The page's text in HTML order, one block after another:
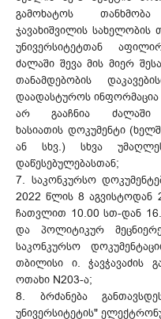
გამოხატოს
ჯავახიშვილის
უნივერსიტეტთან
ძალაში შევა მის მიერ
თანამდებობის
დაადასტუროს
არ გააჩნია ძალაში
ხასიათის დოკუმენტი
ან სხვ.) სხვა
დაწესებულებასთან;
7. საკონკურსო
2022 წლის 8 აგვისტოდან
ჩათვლით 10.00 სთ-დან
და პოლიტიკურ
საკონკურსო
თბილისი ი. ჭავჭავაძის
ოთახი N203-ა;
8. ბრძანება
უნივერსიტეტის"